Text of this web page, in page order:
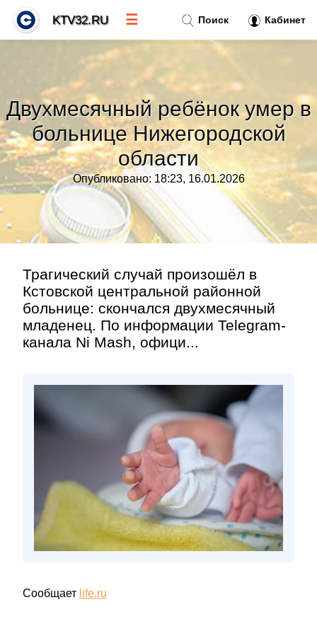
Двухмесячный ребёнок умер в
больнице Нижегородской
области
Опубликовано: 18:23, 16.01.2026
Трагический случай произошёл в
Кстовской центральной районной
больнице: скончался двухмесячный
младенец. По информации Telegram-
канала Ni Mash, офици...
Сообщает life.ru
Поиск Кабинет
KTV32.RU ☰
Тренды новостей»
Рубрики»
Правила
Контакт»